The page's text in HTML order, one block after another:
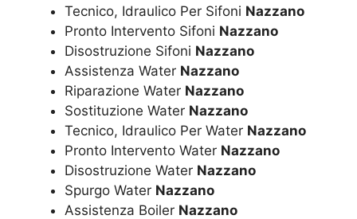
Tecnico, Idraulico Per Sifoni Nazzano
Pronto Intervento Sifoni Nazzano
Disostruzione Sifoni Nazzano
Assistenza Water Nazzano
Riparazione Water Nazzano
Sostituzione Water Nazzano
Tecnico, Idraulico Per Water Nazzano
Pronto Intervento Water Nazzano
Disostruzione Water Nazzano
Spurgo Water Nazzano
Assistenza Boiler Nazzano